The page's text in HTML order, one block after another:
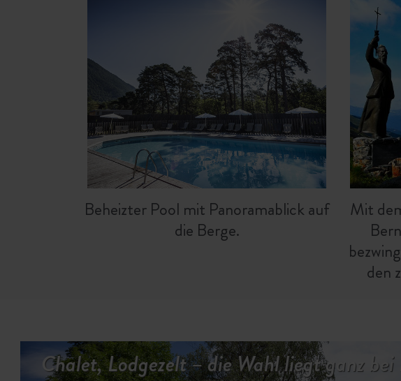
Beheizter Pool mit Panoramablick auf
die Berge.
Mit
den
Chalet, Lodgezelt – die Wahl liegt ganz bei